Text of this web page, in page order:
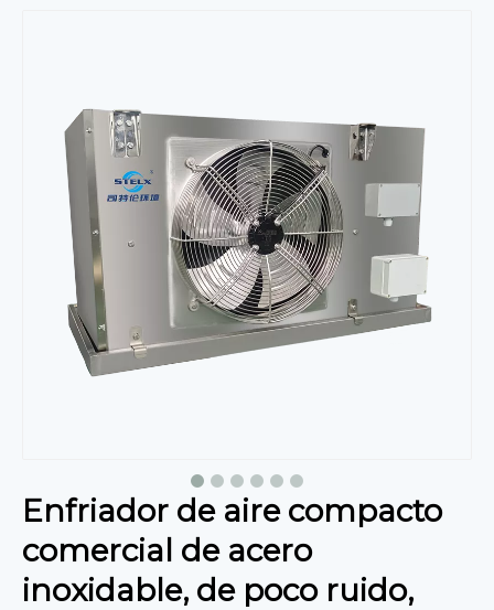
Enfriador de aire compacto
comercial de acero
inoxidable, de poco ruido,